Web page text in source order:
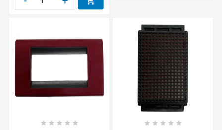
         